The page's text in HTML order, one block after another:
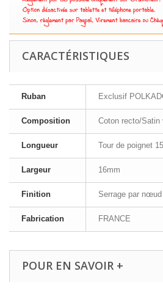
CARACTÉRISTIQUES
Ruban Exclusif
Composition Coton recto/Satin
Longueur Tour de poignet
Largeur 16mm
Finition Serrage par
Fabrication FRANCE
POUR EN SAVOIR +